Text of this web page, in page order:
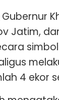
Jatim,
4 ekor